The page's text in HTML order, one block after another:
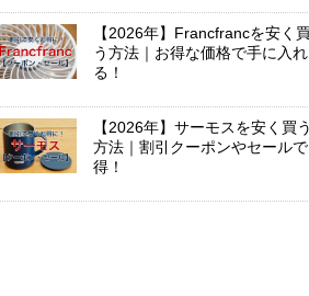
【2026年】Francfrancを安く買
う方法｜お得な価格で手に入れ
る！
【2026年】サーモスを安く買う
方法｜割引クーポンやセール
得！